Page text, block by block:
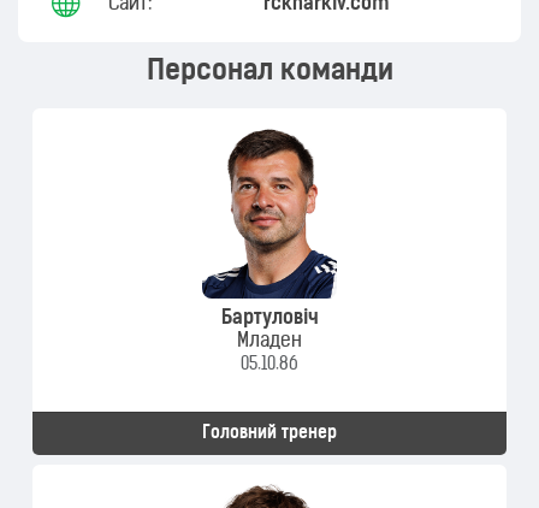
Сайт: fckharkiv.com
Персонал команди
Бартуловіч
Младен
05.10.86
Головний тренер